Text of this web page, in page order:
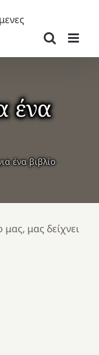
ένα
ένα βιβλίο
μας δείχνει